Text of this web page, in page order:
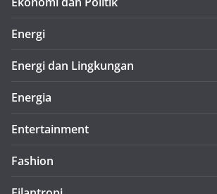
Energi
Energi dan Lingkungan
Energia
Entertainment
Fashion